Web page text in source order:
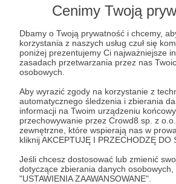
Cenimy Twoją
Dbamy o Twoją prywatność i chcemy,
korzystania z naszych usług czuł się
poniżej prezentujemy Ci najważniejsze
zasadach przetwarzania przez nas
osobowych.
Aby wyrazić zgody na korzystanie z
automatycznego śledzenia i zbierania
informacji na Twoim urządzeniu
przechowywanie przez Crowd8 sp. z
zewnętrzne, które wspierają nas w
kliknij AKCEPTUJĘ I PRZECHODZĘ DO
Jeśli chcesz dostosować lub zmienić
dotyczące zbierania danych osobowych,
"USTAWIENIA ZAAWANSOWANE".
Kolaboranci
Nie jest jasne, w oparciu o jakie
specjalne Ukrainy likwidują najbardziej
kolaborantów, działających na terenach
SBU HUR kolaboracja +5